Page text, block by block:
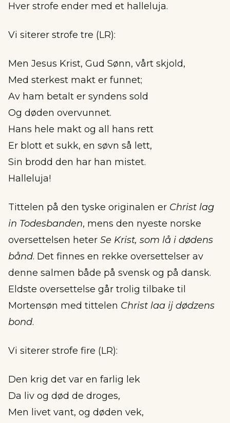
Hver strofe ender med et halleluja.
Vi siterer strofe tre (LR):
Men Jesus Krist, Gud Sønn, vårt skjold,
Med sterkest makt er funnet;
Av ham betalt er syndens sold
Og døden overvunnet.
Hans hele makt og all hans rett
Er blott et sukk, en søvn så lett,
Sin brodd den har han mistet.
Halleluja!
Tittelen på den tyske originalen er Christ lag
in Todesbanden, mens den nyeste norske
oversettelsen heter Se Krist, som lå i dødens
bånd. Det finnes en rekke oversettelser av
denne salmen både på svensk og på dansk.
Eldste oversettelse går trolig tilbake til
Mortensøn med tittelen Christ laa ij dødzens
bond.
Vi siterer strofe fire (LR):
Den krig det var en farlig lek
Da liv og død de droges,
Men livet vant, og døden vek,